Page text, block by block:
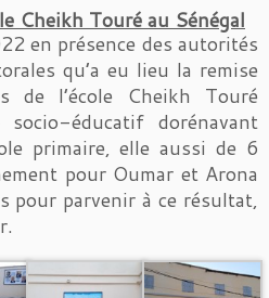
Cheikh Touré au Sénégal
en présence des autorités
qu’a eu lieu la remise
de l’école Cheikh Touré
éducatif dorénavant
primaire, elle aussi de 6
pour Oumar et Arona
pour parvenir à ce résultat,